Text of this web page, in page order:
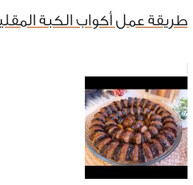
طريقة عمل أكواب الكبة